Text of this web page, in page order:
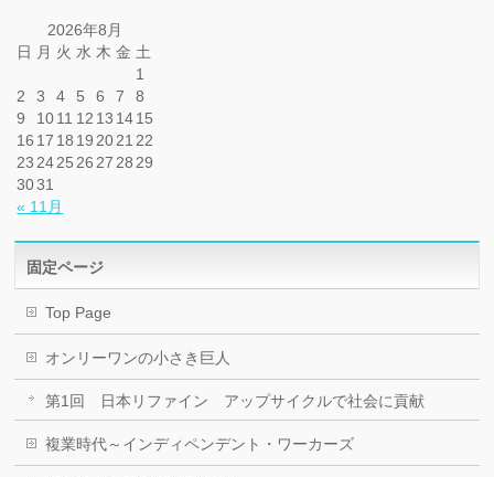
2026年8月
日 月 火 水 木 金 土
« 11月
1
2
3 4 5 6 7
8
9
1011 12 13 1415
16 17 18 19 2021 22
23 2425 26 27 28 29
3031
固定ページ
Top Page
オンリーワンの小さき巨人
第1回 日本リファイン アップサイクルで社会に貢献
複業時代～インディペンデント・ワーカーズ